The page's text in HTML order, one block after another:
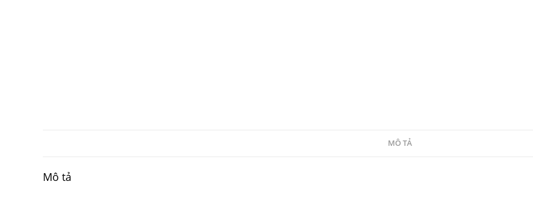
MÔ TẢ
Mô tả